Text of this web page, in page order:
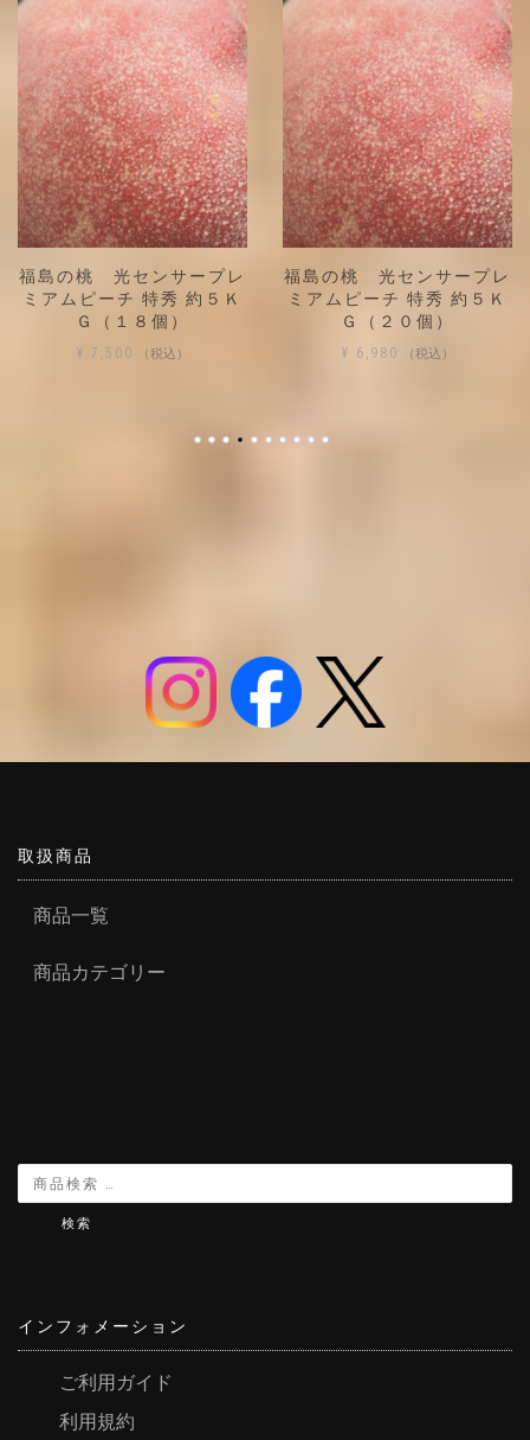
サープレ
秀 約５Ｋ
福島の桃 光センサープレ
ミアムピーチ 特秀 約５Ｋ
福島の桃 域
ンサープレミ
特秀 約3ＫＧ
取扱商品
商品一覧
商品カテゴリー
検索
インフォメーション
ご利用ガイド
利用規約